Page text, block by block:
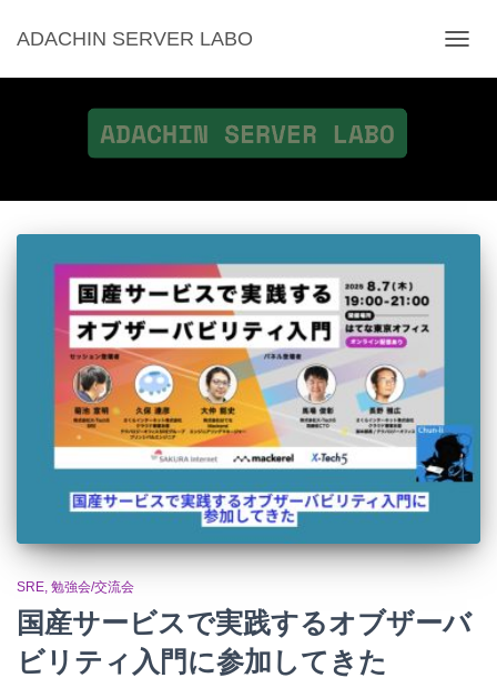
ADACHIN SERVER LABO
ビ
を
SRE 勉強会/交流会
国産サービスで実践するオブザーバ
ビリティ入門に参加してきた